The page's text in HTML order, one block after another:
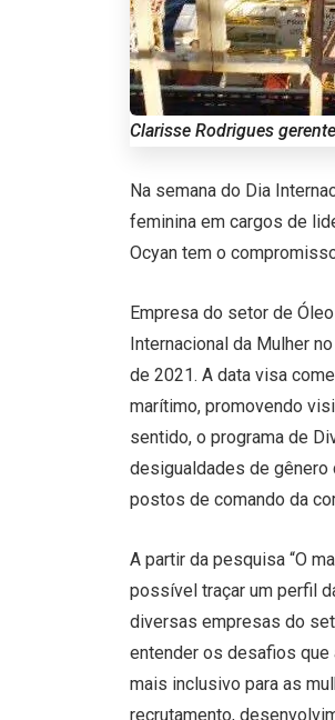
Clarisse Rodrigues
Na semana do Dia
feminina em cargos de
Ocyan tem o
Empresa do setor de Óleo
Internacional da Mulher
de 2021. A data visa
marítimo, promovendo
sentido, o programa de
desigualdades de gênero
postos de comando da
A partir da pesquisa “O
possível traçar um perfil
diversas empresas do
entender os desafios que
mais inclusivo para as
recrutamento,